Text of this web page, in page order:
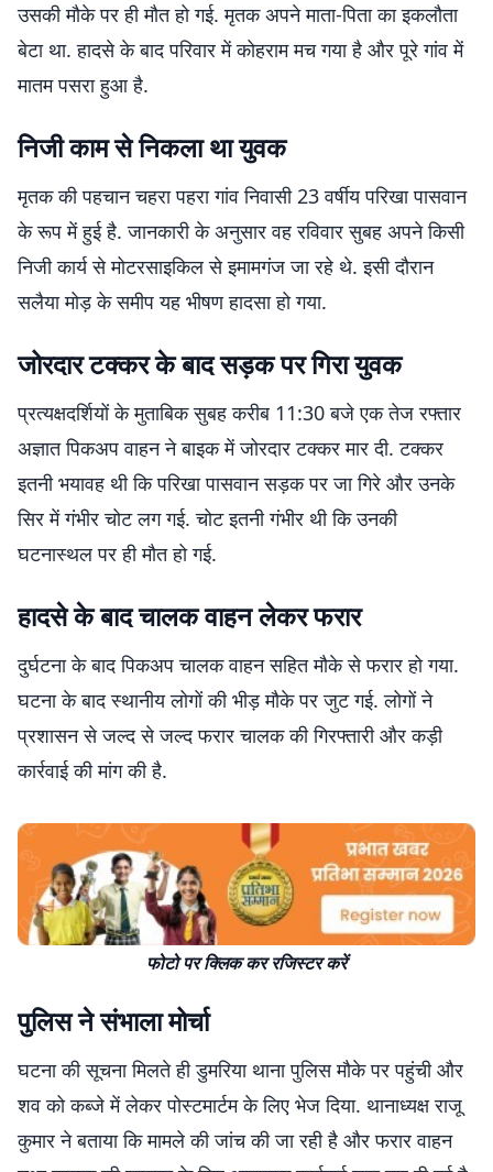
उसकी मौके पर ही मौत हो गई. मृतक अपने माता-पिता का इकलौता
बेटा था. हादसे के बाद परिवार में कोहराम मच गया है और पूरे गांव में
मातम पसरा हुआ है.
निजी काम से निकला था युवक
मृतक की पहचान चहरा पहरा गांव निवासी 23 वर्षीय परिखा पासवान
के रूप में हुई है. जानकारी के अनुसार वह रविवार सुबह अपने किसी
निजी कार्य से मोटरसाइकिल से इमामगंज जा रहे थे. इसी दौरान
सलैया मोड़ के समीप यह भीषण हादसा हो गया.
जोरदार टक्कर के बाद सड़क पर गिरा युवक
प्रत्यक्षदर्शियों के मुताबिक सुबह करीब 11:30 बजे एक तेज रफ्तार
अज्ञात पिकअप वाहन ने बाइक में जोरदार टक्कर मार दी. टक्कर
इतनी भयावह थी कि परिखा पासवान सड़क पर जा गिरे और उनके
सिर में गंभीर चोट लग गई. चोट इतनी गंभीर थी कि उनकी
घटनास्थल पर ही मौत हो गई.
हादसे के बाद चालक वाहन लेकर फरार
दुर्घटना के बाद पिकअप चालक वाहन सहित मौके से फरार हो गया.
घटना के बाद स्थानीय लोगों की भीड़ मौके पर जुट गई. लोगों ने
प्रशासन से जल्द से जल्द फरार चालक की गिरफ्तारी और कड़ी
कार्रवाई की मांग की है.
फोटो पर क्लिक कर रजिस्टर करें
पुलिस ने संभाला मोर्चा
घटना की सूचना मिलते ही डुमरिया थाना पुलिस मौके पर पहुंची और
शव को कब्जे में लेकर पोस्टमार्टम के लिए भेज दिया. थानाध्यक्ष राजू
कुमार ने बताया कि मामले की जांच की जा रही है और फरार वाहन